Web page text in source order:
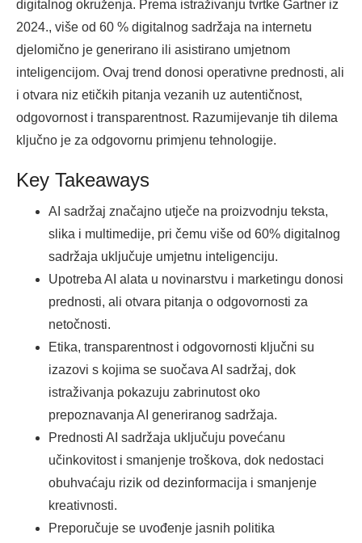
digitalnog okruženja. Prema istraživanju tvrtke Gartner iz
2024., više od 60 % digitalnog sadržaja na internetu
djelomično je generirano ili asistirano umjetnom
inteligencijom. Ovaj trend donosi operativne prednosti, ali
i otvara niz etičkih pitanja vezanih uz autentičnost,
odgovornost i transparentnost. Razumijevanje tih dilema
ključno je za odgovornu primjenu tehnologije.
Key Takeaways
AI sadržaj značajno utječe na proizvodnju teksta,
slika i multimedije, pri čemu više od 60% digitalnog
sadržaja uključuje umjetnu inteligenciju.
Upotreba AI alata u novinarstvu i marketingu donosi
prednosti, ali otvara pitanja o odgovornosti za
netočnosti.
Etika, transparentnost i odgovornosti ključni su
izazovi s kojima se suočava AI sadržaj, dok
istraživanja pokazuju zabrinutost oko
prepoznavanja AI generiranog sadržaja.
Prednosti AI sadržaja uključuju povećanu
učinkovitost i smanjenje troškova, dok nedostaci
obuhvaćaju rizik od dezinformacija i smanjenje
kreativnosti.
Preporučuje se uvođenje jasnih politika